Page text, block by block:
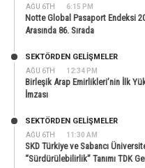
AĞU 6TH 6:15 PM
Notte Global Pasaport Endeksi
Arasında 86. Sırada
AĞU 6TH 12:34 PM
SEKTÖRDEN GELIŞMELER
Birleşik Arap Emirlikleri’nin İlk
İmzası
AĞU 6TH 11:30 AM
SEKTÖRDEN GELIŞMELER
SKD Türkiye ve Sabancı
“Sürdürülebilirlik” Tanımı TDK